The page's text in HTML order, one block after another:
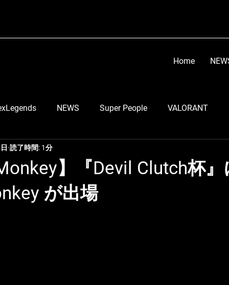
Home
NEWS Super People VALORANT
顔芸 らい子
LEIA スマブラ部門
】『Devil Clutch杯』
が出場
読了時間: 1分